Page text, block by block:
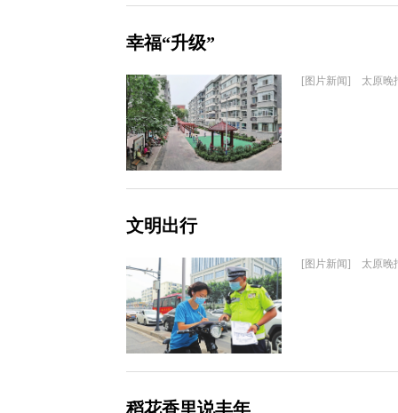
幸福“升级”
[图片新闻] 太原晚
文明出行
[图片新闻] 太原晚
稻花香里说丰年